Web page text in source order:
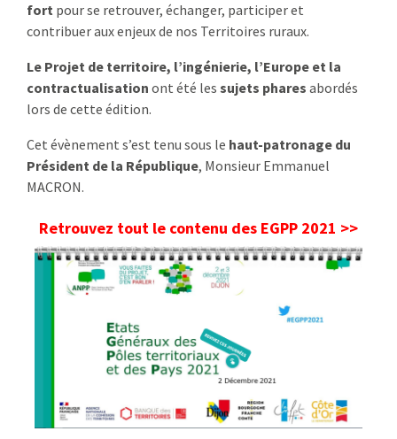
fort pour se retrouver, échanger, participer et
contribuer aux enjeux de nos Territoires ruraux.
Le Projet de territoire, l’ingénierie, l’Europe et la
contractualisation ont été les sujets phares abordés
lors de cette édition.
Cet évènement s’est tenu sous le haut-patronage du
Président de la République, Monsieur Emmanuel
MACRON.
Retrouvez tout le contenu des EGPP 2021 >>